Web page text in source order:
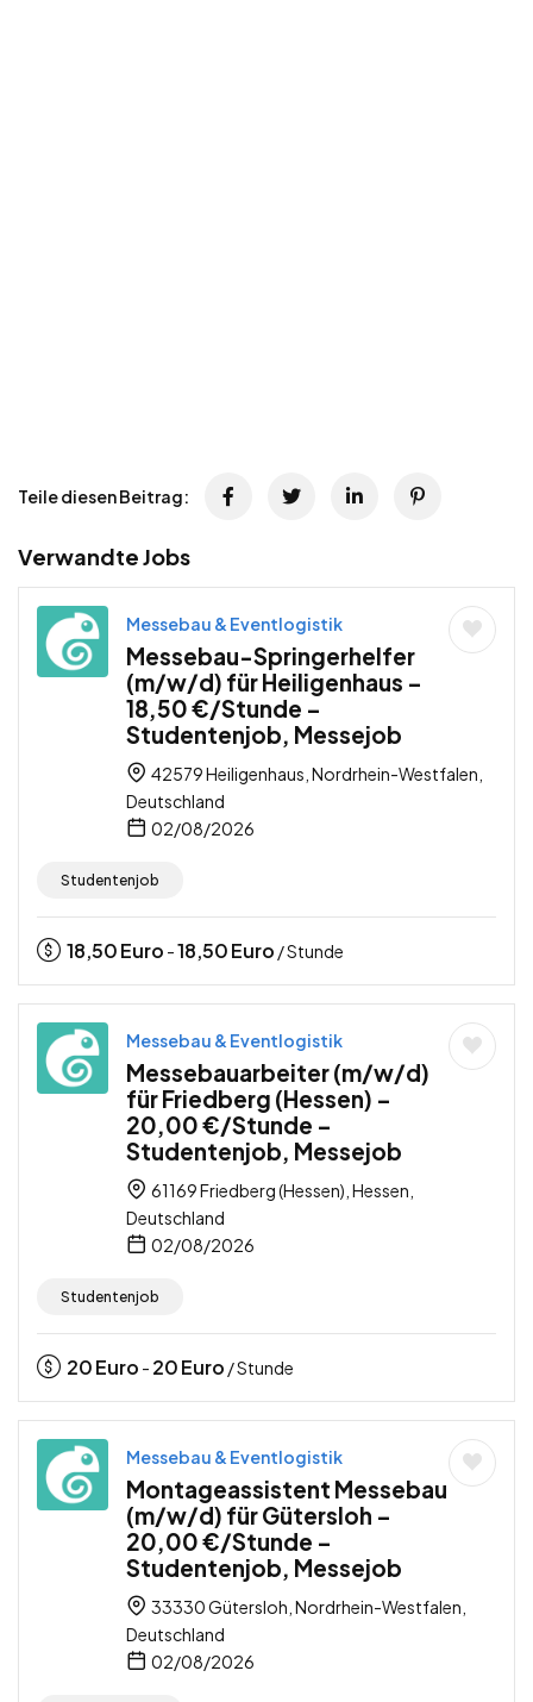
Teile diesen Beitrag:
Verwandte Jobs
Messebau & Eventlogistik
Messebau-Springerhelfer
(m/w/d) für Heiligenhaus –
18,50 €/Stunde –
Studentenjob, Messejob
42579 Heiligenhaus, Nordrhein-Westfalen,
Deutschland
02/08/2026
Studentenjob
18,50Euro -18,50Euro / Stunde
Messebau & Eventlogistik
Messebauarbeiter (m/w/d)
für Friedberg (Hessen) –
20,00 €/Stunde –
Studentenjob, Messejob
61169 Friedberg (Hessen), Hessen,
Deutschland
02/08/2026
Studentenjob
20Euro - 20Euro / Stunde
Messebau & Eventlogistik
Montageassistent Messebau
(m/w/d) für Gütersloh –
20,00 €/Stunde –
Studentenjob, Messejob
33330 Gütersloh, Nordrhein-Westfalen,
Deutschland
02/08/2026